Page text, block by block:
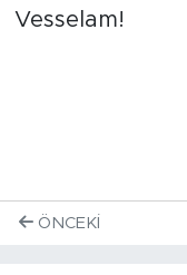
Vesselam!
ÖNCEKI